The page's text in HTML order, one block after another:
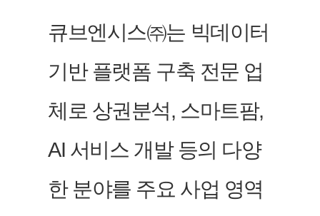
큐브엔시스㈜는 빅데이터
기반 플랫폼 구축 전문 업
체로 상권분석, 스마트팜,
AI 서비스 개발 등의 다양
한 분야를 주요 사업 영역